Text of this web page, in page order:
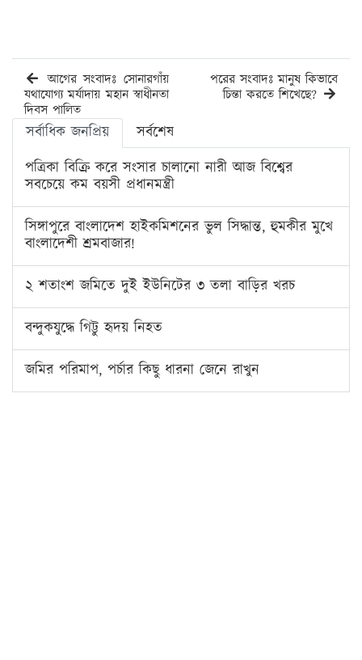
আগের সংবাদঃ সোনারগাঁয়
যথাযোগ্য মর্যাদায় মহান স্বাধীনতা
দিবস পালিত
পরের সংবাদঃ মানুষ কিভাবে
চিন্তা করতে শিখেছে?
সর্বাধিক জনপ্রিয়
সর্বশেষ
পত্রিকা বিক্রি করে সংসার চালানো নারী আজ বিশ্বের
সবচেয়ে কম বয়সী প্রধানমন্ত্রী
সিঙ্গাপুরে বাংলাদেশ হাইকমিশনের ভুল সিদ্ধান্ত, হুমকীর মুখে
বাংলাদেশী শ্রমবাজার!
২ শতাংশ জমিতে দুই ইউনিটের ৩ তলা বাড়ির খরচ
বন্দুকযুদ্ধে গিট্টু হৃদয় নিহত
জমির পরিমাপ, পর্চার কিছু ধারনা জেনে রাখুন